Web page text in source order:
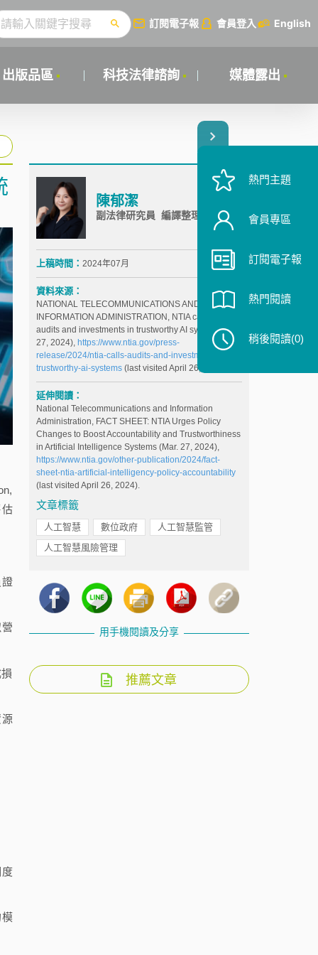
訂閱電子報 會員登入 English
出版品區 科技法律諮詢 媒體露出
陳郁潔
副法律研究員 編譯整理
上稿時間： 2024年07月
資料來源：
NATIONAL TELECOMMUNICATIONS AND
INFORMATION ADMINISTRATION, NTIA calls for
audits and investments in trustworthy AI systems (Mar.
27, 2024), https://www.ntia.gov/press-
release/2024/ntia-calls-audits-and-investments-
trustworthy-ai-systems(last visited April 26, 2024).
延伸閱讀：
National Telecommunications and Information
Administration, FACT SHEET: NTIA Urges Policy
Changes to Boost Accountability and Trustworthiness
in Artificial Intelligence Systems (Mar. 27, 2024),
https://www.ntia.gov/other-publication/2024/fact-
sheet-ntia-artificial-intelligency-policy-accountability
(last visited April 26, 2024).
文章標籤
人工智慧 數位政府
人工智慧監管
人工智慧風險管理
用手機閱讀及分享
推薦文章
熱門主題
會員專區
訂閱電子報
熱門閱讀
稍後閱讀(0)